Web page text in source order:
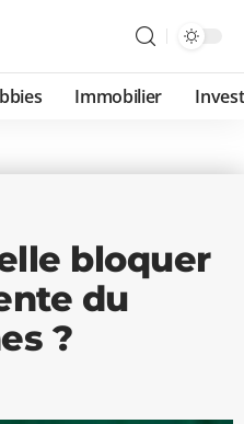
Immobilier
bloquer
du
?